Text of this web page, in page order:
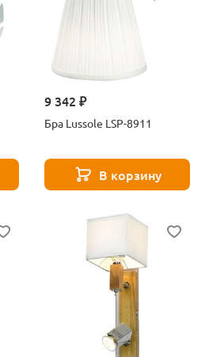
9 342 ₽
Бра Lussole LSP-8911
В корзину